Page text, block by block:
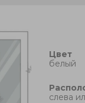
Цвет
белый
cлева